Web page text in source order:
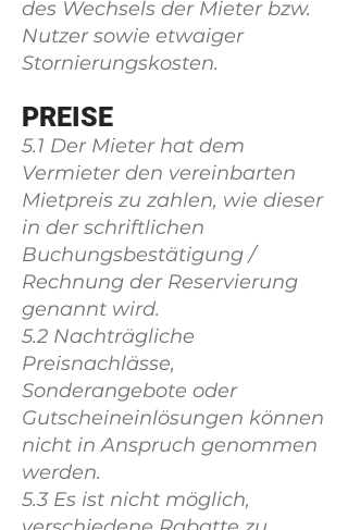
des Wechsels der Mieter bzw.
Nutzer sowie etwaiger
Stornierungskosten.
PREISE
5.1 Der Mieter hat dem
Vermieter den vereinbarten
Mietpreis zu zahlen, wie dieser
in der schriftlichen
Buchungsbestätigung /
Rechnung der Reservierung
genannt wird.
5.2 Nachträgliche
Preisnachlässe,
Sonderangebote oder
Gutscheineinlösungen können
nicht in Anspruch genommen
werden.
5.3 Es ist nicht möglich,